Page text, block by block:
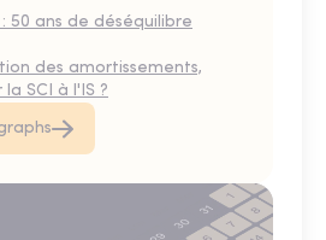
ans de déséquilibre
des amortissements,
SCI à l'IS ?